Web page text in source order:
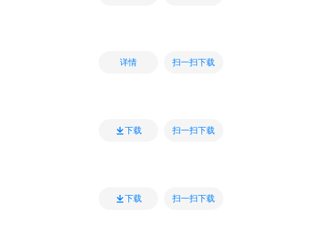
详情 扫一扫下载
下载 扫一扫下载
下载 扫一扫下载